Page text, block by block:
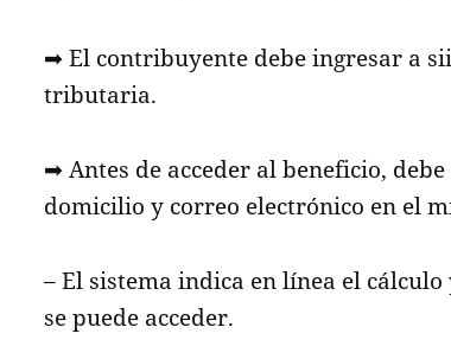
➡ El contribuyente debe ingresar a
tributaria.
➡ Antes de acceder al beneficio,
domicilio y correo electrónico en el
– El sistema indica en línea el
se puede acceder.